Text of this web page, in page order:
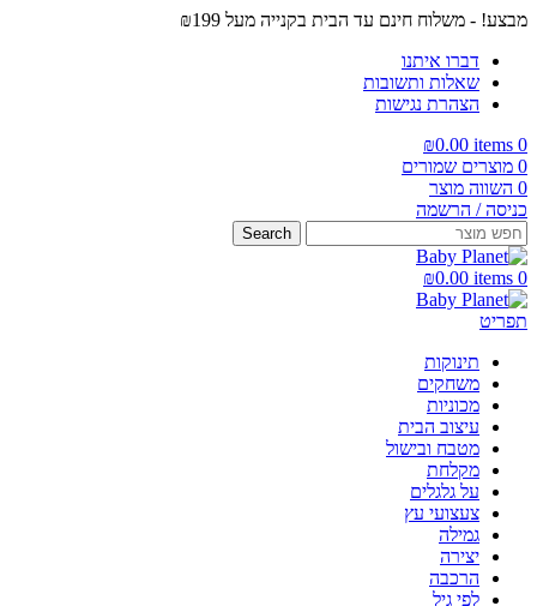
מבצע! - משלוח חינם עד הבית בקנייה מעל ₪199
דברו איתנו
שאלות ותשובות
הצהרת נגישות
0
items
₪0.00
0 מוצרים שמורים
0 השווה מוצר
כניסה / הרשמה
Search
0
items
₪0.00
תפריט
תינוקות
משחקים
מכוניות
עיצוב הבית
מטבח ובישול
מקלחת
על גלגלים
צעצועי עץ
גמילה
יצירה
הרכבה
לפי גיל